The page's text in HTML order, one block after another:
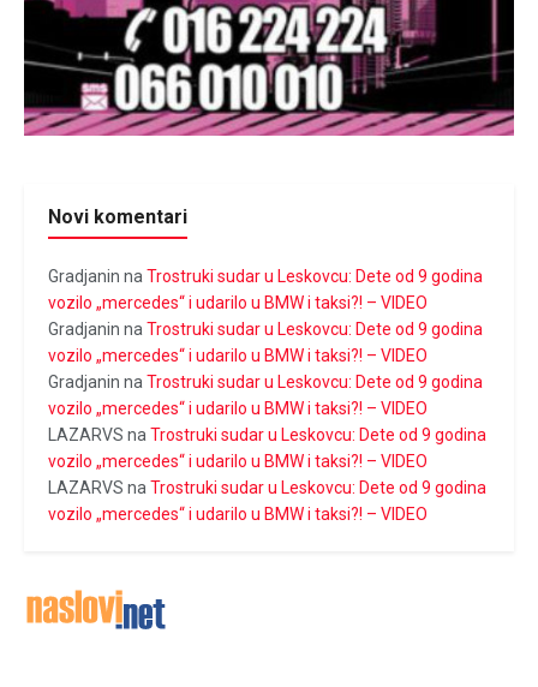
Novi komentari
Gradjanin naTrostruki sudar u Leskovcu: Dete od 9 godina
vozilo „mercedes“ i udarilo u BMW i taksi?! – VIDEO
Gradjanin naTrostruki sudar u Leskovcu: Dete od 9 godina
vozilo „mercedes“ i udarilo u BMW i taksi?! – VIDEO
Gradjanin naTrostruki sudar u Leskovcu: Dete od 9 godina
vozilo „mercedes“ i udarilo u BMW i taksi?! – VIDEO
LAZARVS naTrostruki sudar u Leskovcu: Dete od 9 godina
vozilo „mercedes“ i udarilo u BMW i taksi?! – VIDEO
LAZARVS naTrostruki sudar u Leskovcu: Dete od 9 godina
vozilo „mercedes“ i udarilo u BMW i taksi?! – VIDEO